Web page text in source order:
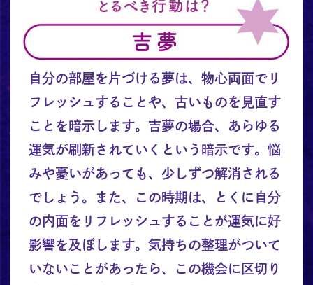
自分の部屋を片づける夢は、物心両面でリ
フレッシュすることや、古いものを見直す
ことを暗示します。吉夢の場合、あらゆる
運気が刷新されていくという暗示です。悩
みや憂いがあっても、少しずつ解消される
でしょう。また、この時期は、とくに自分
の内面をリフレッシュすることが運気に好
影響を及ぼします。気持ちの整理がついて
いないことがあったら、この機会に区切り